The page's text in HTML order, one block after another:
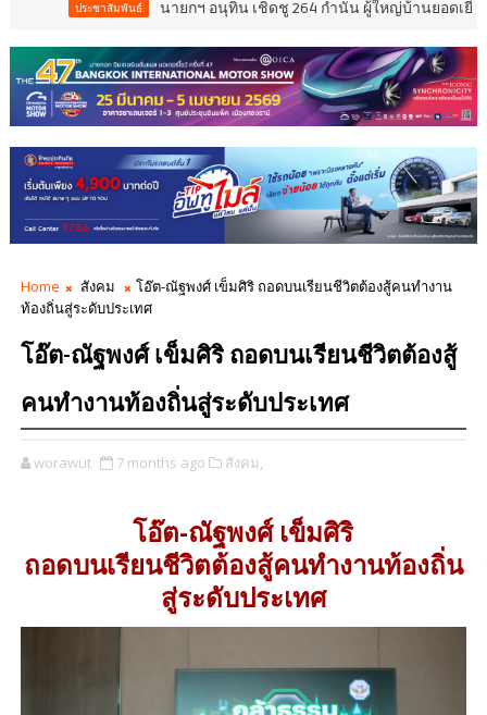
นายกฯ อนุทิน เชิดชู 264 กำนัน ผู้ใหญ่บ้านยอดเยี่ยม มอบแหนบ
Home สังคม
โอ๊ต-ณัฐพงศ์ เข็มศิริ ถอดบนเรียนชีวิตต้องสู้คนทำงาน
ท้องถิ่นสู่ระดับประเทศ
โอ๊ต-ณัฐพงศ์ เข็มศิริ ถอดบนเรียนชีวิตต้องสู้
คนทำงานท้องถิ่นสู่ระดับประเทศ
worawut 7 months ago สังคม,
โอ๊ต-ณัฐพงศ์ เข็มศิริ
ถอดบนเรียนชีวิตต้องสู้คนทำงานท้องถิ่น
สู่ระดับประเทศ